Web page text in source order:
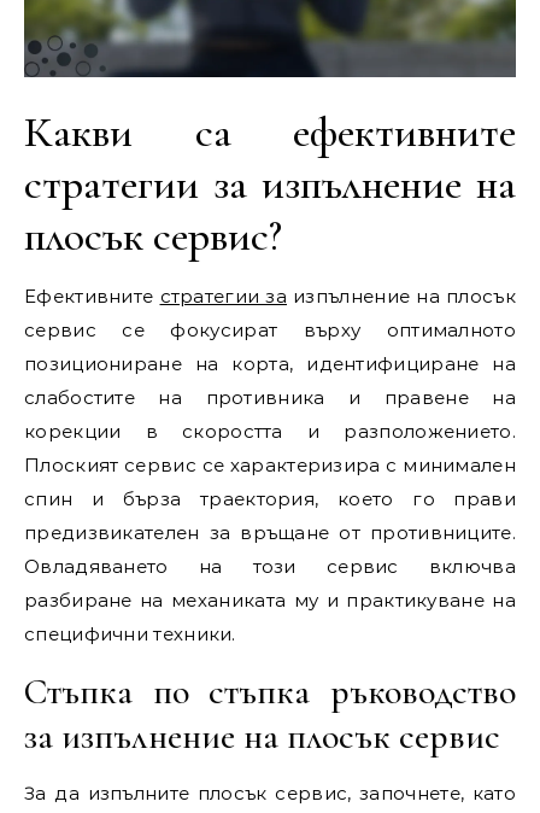
Какви са ефективните
стратегии за изпълнение на
плосък сервис?
Ефективните стратегии за изпълнение на плосък
сервис се фокусират върху оптималното
позициониране на корта, идентифициране на
слабостите на противника и правене на
корекции в скоростта и разположението.
Плоският сервис се характеризира с минимален
спин и бърза траектория, което го прави
предизвикателен за връщане от противниците.
Овладяването на този сервис включва
разбиране на механиката му и практикуване на
специфични техники.
Стъпка по стъпка ръководство
за изпълнение на плосък сервис
За да изпълните плосък сервис, започнете, като